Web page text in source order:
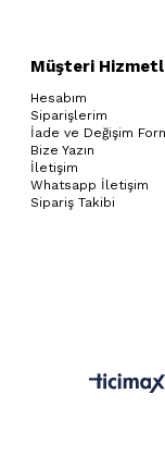
Müşteri
Hesabım
Siparişlerim
İade ve Değişim
Bize Yazın
İletişim
Whatsapp İletişim
Sipariş Takibi